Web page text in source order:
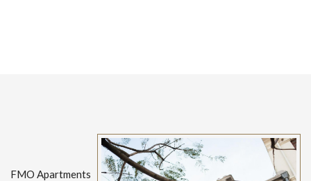
FMO Apartments